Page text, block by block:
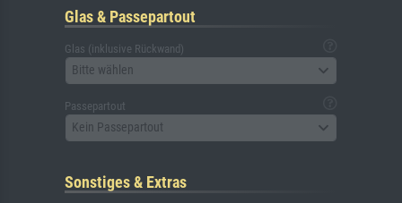
Glas & Passepartout
Glas (inklusive Rückwand)
Bitte wählen
Passepartout
Kein Passepartout
Sonstiges & Extras